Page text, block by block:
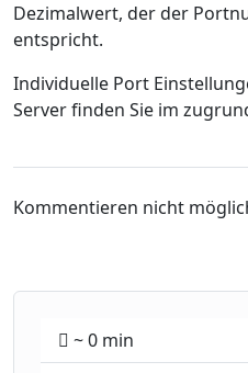
Dezimalwert, der der
entspricht.
Individuelle Port
Server finden Sie im
Kommentieren nicht
~ 0 min